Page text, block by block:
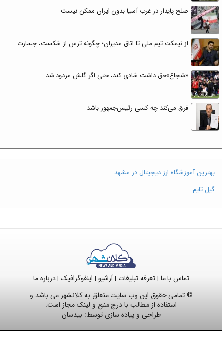
صلح پایدار در غرب آسیا بدون ایران ممکن نیست
از نیمکت تیم ملی تا اتاق مدیران؛ چگونه ترس از شکست، جسارت...
«شجاع»حق داشت شادی کند، حتی اگر گلش مردود شد
فرق می‌کند چه کسی رئیس‌جمهور باشد
بهترین آموزشگاه ارز دیجیتال در مشهد
گیل تایم
تماس با ما |تعرفه تبلیغات |آرشیو | اینفوگرافیک |درباره ما
© تمامی حقوق این وب سایت متعلق به کلانشهر می باشد و
استفاده از مطالب با درج منبع و لینک مجاز است.
طراحی و پیاده سازی توسط: بیدسان